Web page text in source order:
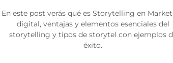
En este post verás qué es Storytelling en
digital, ventajas y elementos esenciales del
storytelling y tipos de storytel con ejemplos
éxito.